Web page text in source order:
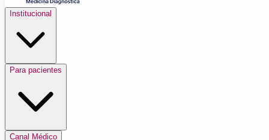
Institucional
Para pacientes
Canal Médico